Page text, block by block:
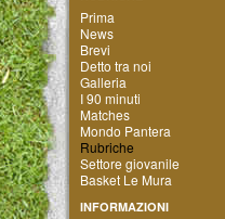
Prima
News
Brevi
Detto tra noi
Galleria
I 90 minuti
Matches
Mondo Pantera
Rubriche
Settore giovanile
Basket Le Mura
INFORMAZIONI